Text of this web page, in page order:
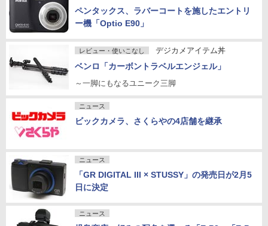
ペンタックス、ラバーコートを施したエントリ
ー機「Optio E90」
レビュー・使いこなし デジカメアイテム丼
ベンロ「カーボントラベルエンジェル」
～一脚にもなるユニーク三脚
ニュース
ビックカメラ、さくらやの4店舗を継承
ニュース
「GR DIGITAL III × STUSSY」の発売日が2月5
日に決定
ニュース